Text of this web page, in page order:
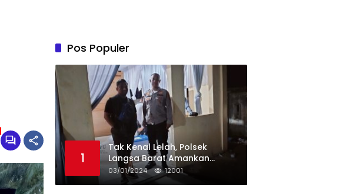
Pos Populer
1
Tak Kenal Lelah, Polsek
Langsa Barat Amankan
Rekapitulasi Selama12 Hari di
Kecamatan Baro
03/01/2024 12001